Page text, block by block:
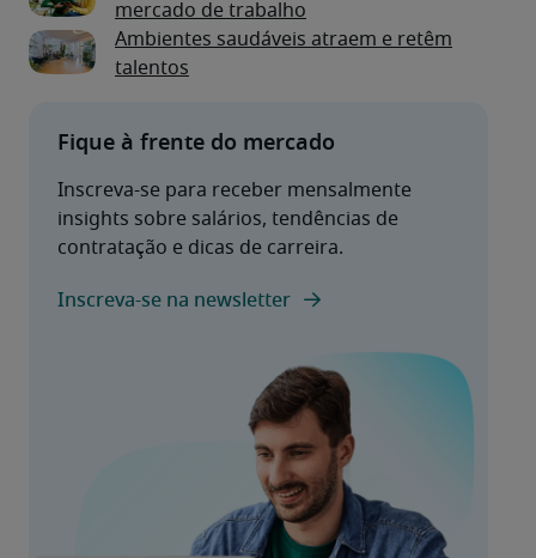
mercado de trabalho
Ambientes saudáveis atraem e retêm
talentos